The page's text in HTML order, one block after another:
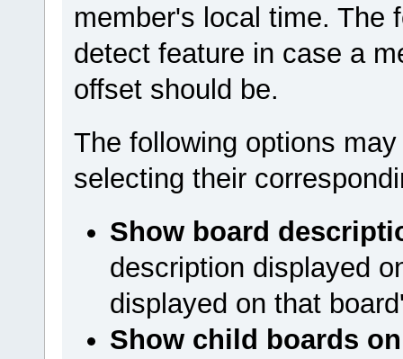
member's local time. The
detect feature in case a
offset should be.
The following options
selecting their
Show board
description displayed
displayed on that
Show child boards